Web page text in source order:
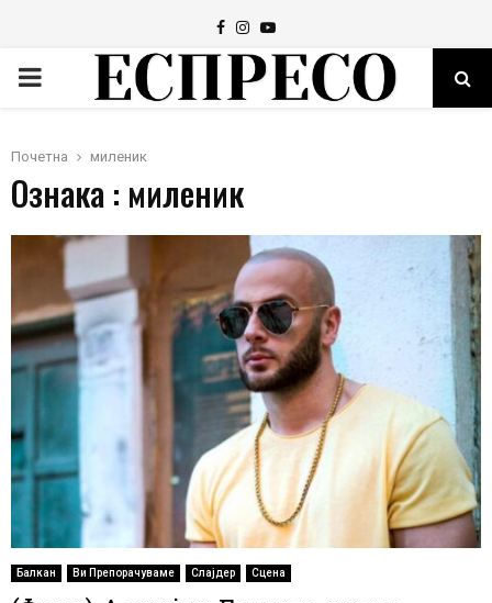
Facebook
Instagram
Youtube
PRIMARY
Почетна миленик
Ознака : миленик
Балкан Ви Препорачуваме Слајдер Сцена